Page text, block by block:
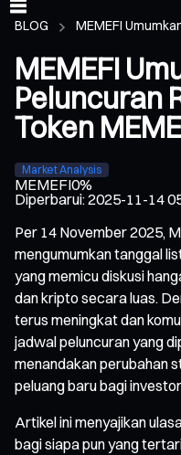
BLOG MEMEFI
MEMEFI
Peluncuran
Token
Market Analysis
MEMEFI0%
Diperbarui:2025-11-14
Per 14 November 2025,
mengumumkan tanggal
yang memicu diskusi
dan kripto secara luas.
terus meningkat dan
jadwal peluncuran yang
menandakan perubahan
peluang baru bagi
Artikel ini menyajikan
bagi siapa pun yang